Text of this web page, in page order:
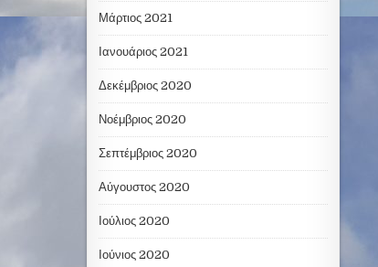
Μάρτιος 2021
Ιανουάριος 2021
Δεκέμβριος 2020
Νοέμβριος 2020
Σεπτέμβριος 2020
Αύγουστος 2020
Ιούλιος 2020
Ιούνιος 2020